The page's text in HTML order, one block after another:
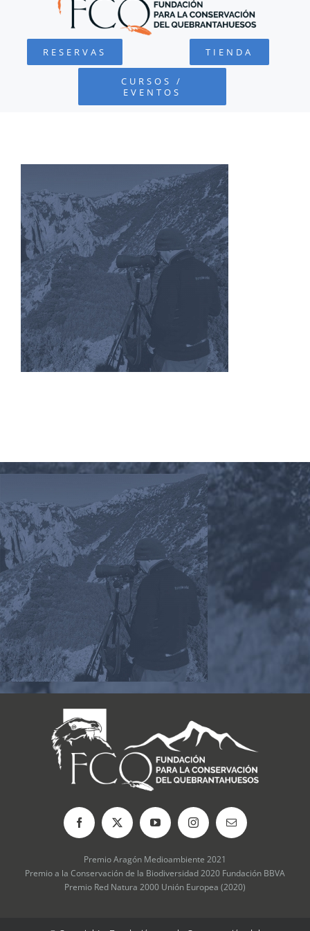
QUEBRANTAHUESOS
FUNDACIÓN
COLABORA
RECURSOS
NOTICIAS
CONTACTO
RESERVAS TIENDA
CURSOS /
EVENTOS
Premio Aragón Medioambiente 2021
Premio a la Conservación de la Biodiversidad 2020 Fundación BBVA
Premio Red Natura 2000 Unión Europea (2020)